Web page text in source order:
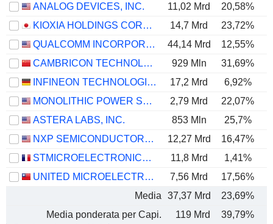
ANALOG DEVICES, INC.
11,02 Mrd 20,58%
KIOXIA HOLDINGS CORPORATION
14,7 Mrd 23,72%
QUALCOMM INCORPORATED
44,14 Mrd 12,55%
CAMBRICON TECHNOLOGIES CORPORATION LIMITED
929 Mln 31,69%
INFINEON TECHNOLOGIES AG
17,2 Mrd 6,92%
MONOLITHIC POWER SYSTEMS, INC.
2,79 Mrd 22,07%
ASTERA LABS, INC.
853 Mln 25,7%
NXP SEMICONDUCTORS N.V.
12,27 Mrd 16,47%
STMICROELECTRONICS N.V.
11,8 Mrd 1,41%
UNITED MICROELECTRONICS CORPORATION
7,56 Mrd 17,56%
Media
37,37 Mrd 23,69%
Media ponderata per Capi.
119 Mrd 39,79%